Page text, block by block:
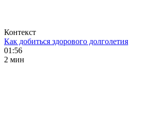
Контекст
Как добиться здорового долголетия
01:56
2 мин